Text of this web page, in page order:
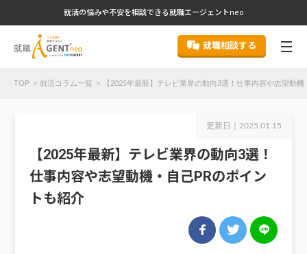
就活の悩みや不安を相談できる就職エージェントneo
就職相談する
TOP 就活コラム一覧 【2025年最新】テレビ業界の動向3選！仕事内容や志望動
更新日｜ 2025.01.15
【2025年最新】テレビ業界の動向3選！
仕事内容や志望動機・自己PRのポイン
トも紹介